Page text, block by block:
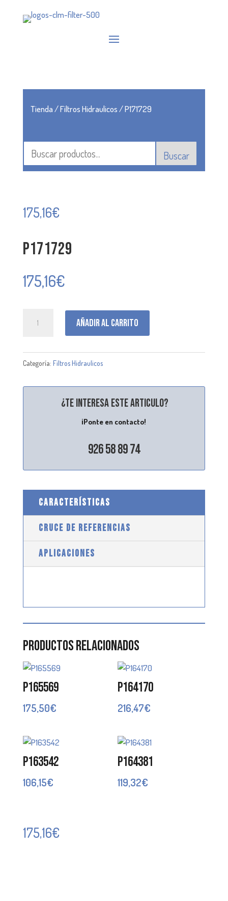
Tienda/Filtros Hidraulicos/ P171729
Buscar
175,16€
P171729
175,16€
Añadir al carrito
Categoría: Filtros Hidraulicos
¿Te interesa este articulo?
¡Ponte en contacto!
926 58 89 74
CARACTERÍSTICAS
CRUCE DE REFERENCIAS
APLICACIONES
Productos relacionados
P165569
175,50€
P164170
216,47€
P163542
106,15€
P164381
119,32€
175,16€